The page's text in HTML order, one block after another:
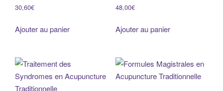
30,60€
Ajouter au panier
48,00€
Ajouter au panier